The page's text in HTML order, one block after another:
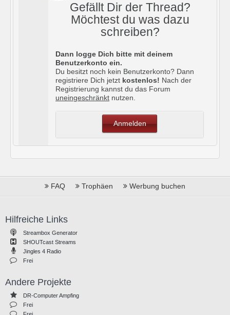
Gefällt Dir der Thread?
Möchtest du was dazu
schreiben?
Dann logge Dich bitte mit deinem
Benutzerkonto ein.
Du besitzt noch kein Benutzerkonto? Dann
registriere Dich jetzt kostenlos! Nach der
Registrierung kannst du das Forum
uneingeschränkt nutzen.
Anmelden
FAQ Trophäen Werbung buchen
Hilfreiche Links
Streambox Generator
SHOUTcast Streams
Jingles 4 Radio
Frei
Andere Projekte
DR-Computer Ampfing
Frei